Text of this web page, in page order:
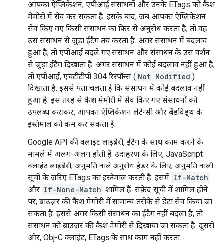
आपका ऐप्लिकेशन, एपीआई संसाधनों और उनके ETags को कैश
मेमोरी में सेव कर सकता है. इसके बाद, जब आपका ऐप्लिकेशन
सेव किए गए किसी संसाधन का फिर से अनुरोध करता है, तो वह
उस संसाधन से जुड़ा ईटैग तय करता है. अगर संसाधन में बदलाव
हुआ है, तो एपीआई बदले गए संसाधन और संसाधन के उस वर्शन
से जुड़ा ईटैग दिखाता है. अगर संसाधन में कोई बदलाव नहीं हुआ है,
तो एपीआई, एचटीटीपी 304 रिस्पॉन्स ( Not Modified )
दिखाता है. इससे पता चलता है कि संसाधन में कोई बदलाव नहीं
हुआ है. इस तरह से कैश मेमोरी में सेव किए गए संसाधनों को
उपलब्ध कराकर, आपका ऐप्लिकेशन लेटेन्सी और बैंडविड्थ के
इस्तेमाल को कम कर सकता है.
Google API की क्लाइंट लाइब्रेरी, ईटैग के साथ काम करने के
मामले में अलग-अलग होती हैं. उदाहरण के लिए, JavaScript
क्लाइंट लाइब्रेरी, अनुमति वाले अनुरोध हेडर के लिए, अनुमति वाली
सूची के ज़रिए ETags का इस्तेमाल करती है. इसमें If-Match
और If-None-Match शामिल हैं. सफ़ेद सूची में शामिल होने
पर, ब्राउज़र की कैश मेमोरी में सामान्य तरीके से डेटा सेव किया जा
सकता है. इससे अगर किसी संसाधन का ईटैग नहीं बदला है, तो
संसाधन को ब्राउज़र की कैश मेमोरी से दिखाया जा सकता है. दूसरी
ओर, Obj-C क्लाइंट, ETags के साथ काम नहीं करता.